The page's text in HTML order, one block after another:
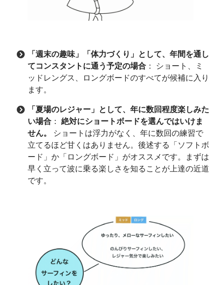
「週末の趣味」「体力づくり」として、年間を通し
てコンスタントに通う予定の場合 ： ショート、ミ
ッドレングス、ロングボードのすべてが候補に入り
ます。
「夏場のレジャー」として、年に数回程度楽しみた
い場合 ： 絶対にショートボードを選んではいけま
せん。
ショートは浮力がなく、年に数回の練習で
立てるほど甘くはありません。後述する「ソフトボ
ード」か「ロングボード」がオススメです。まずは
早く立って波に乗る楽しさを知ることが上達の近道
です。